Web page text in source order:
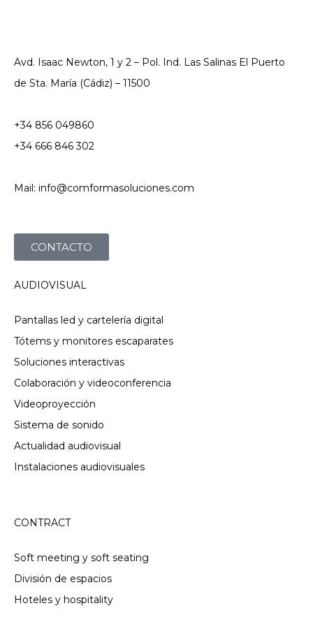
Avd. Isaac Newton, 1 y 2 – Pol. Ind. Las Salinas El Puerto
de Sta. María (Cádiz) – 11500
+34 856 049860
+34 666 846 302
Mail: info@comformasoluciones.com
CONTACTO
AUDIOVISUAL
Pantallas led y cartelería digital
Tótems y monitores escaparates
Soluciones interactivas
Colaboración y videoconferencia
Videoproyección
Sistema de sonido
Actualidad audiovisual
Instalaciones audiovisuales
CONTRACT
Soft meeting y soft seating
División de espacios
Hoteles y hospitality